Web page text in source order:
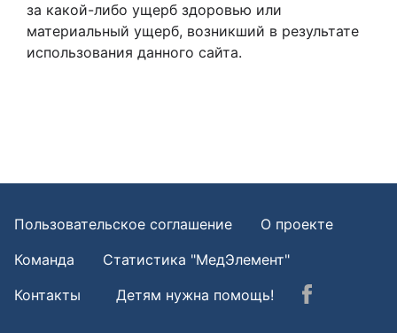
за какой-либо ущерб здоровью или
материальный ущерб, возникший в результате
использования данного сайта.
Пользовательское соглашение
О проекте
Команда
Статистика "МедЭлемент"
Контакты
Детям нужна помощь!